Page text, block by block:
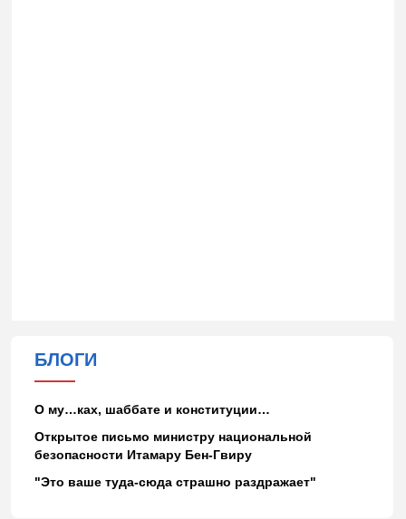
БЛОГИ
О му…ках, шаббате и конституции…
Открытое письмо министру национальной
безопасности Итамару Бен-Гвиру
"Это ваше туда-сюда страшно раздражает"